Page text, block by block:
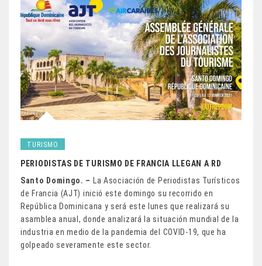
TURISMO
PERIODISTAS DE TURISMO DE FRANCIA LLEGAN A RD
Santo Domingo. – La Asociación de Periodistas Turísticos
de Francia (AJT) inició este domingo su recorrido en
República Dominicana y será este lunes que realizará su
asamblea anual, donde analizará la situación mundial de la
industria en medio de la pandemia del COVID-19, que ha
golpeado severamente este sector.